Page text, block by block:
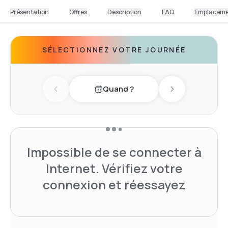
Présentation Offres Description FAQ
SÉLECTIONNEZ VOTRE JOURNÉE
Previous dayQuand ? Next day
Impossible de se connecter à
Internet. Vérifiez votre
connexion et réessayez